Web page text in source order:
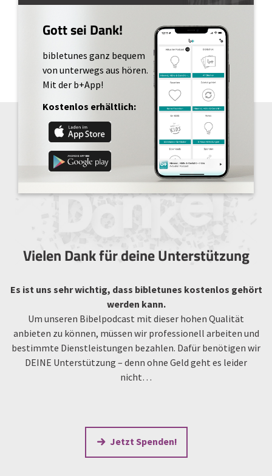
Gott sei Dank!
bibletunes ganz bequem
von unterwegs aus hören.
Mit der b+App!
Kostenlos erhältlich:
Vielen Dank für deine Unterstützung
Es ist uns sehr wichtig, dass bibletunes kostenlos gehört
werden kann.
Um unseren Bibelpodcast mit dieser hohen Qualität
anbieten zu können, müssen wir professionell arbeiten und
bestimmte Dienstleistungen bezahlen. Dafür benötigen wir
DEINE Unterstützung – denn ohne Geld geht es leider
nicht…
Jetzt Spenden!